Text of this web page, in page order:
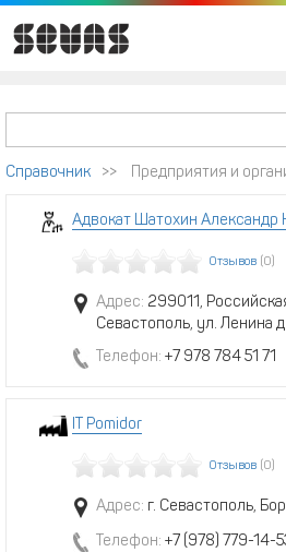
Справочник >> Предприятия и
Адвокат Шатохин Александр
Отзывов (0)
Адрес: 299011,
Севастополь, ул. Ленина
Телефон: +7 978 784 51 71
IT Pomidor
Отзывов (0)
Адрес: г. Севастополь,
Телефон: +7 (978) 779-14-